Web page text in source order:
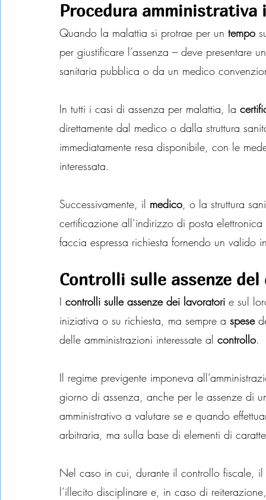
Procedura amministrativa
Quando la malattia si protrae per un tempo
per giustificare l’assenza – deve presentare
sanitaria pubblica o da un medico
In tutti i casi di assenza per malattia, la
direttamente dal medico o dalla struttura
immediatamente resa disponibile, con le
interessata.
Successivamente, il medico, o la struttura
certificazione all’indirizzo di posta
faccia espressa richiesta fornendo un valido
Controlli sulle assenze
I controlli sulle assenze dei lavoratori e sul
iniziativa o su richiesta, ma sempre a spese
delle amministrazioni interessate al controllo.
Il regime previgente imponeva
giorno di assenza, anche per le assenze di
amministrativo a valutare se e quando
arbitraria, ma sulla base di elementi di
Nel caso in cui, durante il controllo fiscale,
l’illecito disciplinare e, in caso di